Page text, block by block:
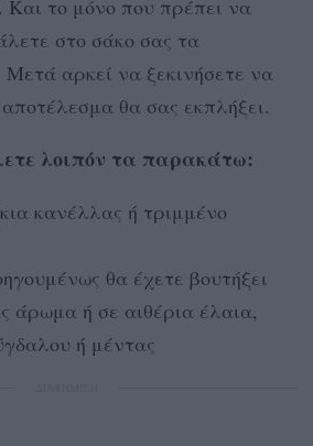
Και το μόνο που πρέπει να
στο σάκο σας τα
αρκεί να ξεκινήσετε να
θα σας εκπλήξει.
λοιπόν τα παρακάτω:
κανέλλας ή τριμμένο
θα έχετε βουτήξει
άρωμα ή σε αιθέρια έλαια,
ή μέντας